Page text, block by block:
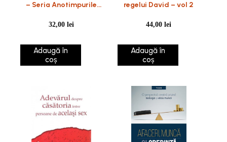
– Seria Anotimpurile
32,00lei
Adaugă în
coș
regelui David – vol 2
44,00lei
Adaugă în
coș